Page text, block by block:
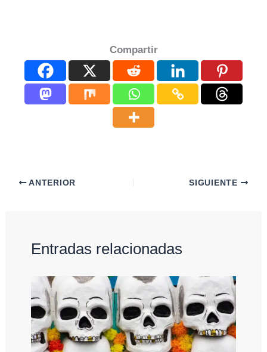
Compartir
ANTERIOR SIGUIENTE
Entradas relacionadas